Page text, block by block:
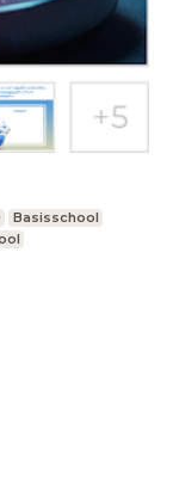
Basisschool